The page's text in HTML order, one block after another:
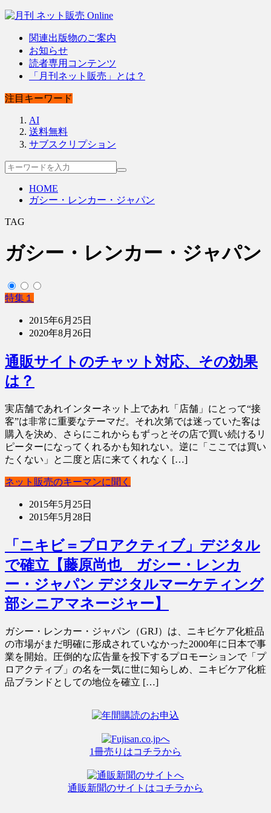
関連出版物のご案内
お知らせ
読者専用コンテンツ
「月刊ネット販売」とは？
注目キーワード
AI
送料無料
サブスクリプション
HOME
ガシー・レンカー・ジャパン
TAG
ガシー・レンカー・ジャパン
特集１
2015年6月25日
2020年8月26日
通販サイトのチャット対応、その効果
は？
実店舗であれインターネット上であれ「店舗」にとって“接
客”は非常に重要なテーマだ。それ次第では迷っていた客は
購入を決め、さらにこれからもずっとその店で買い続けるリ
ピーターになってくれるかも知れない。逆に「ここでは買い
たくない」と二度と店に来てくれなく […]
ネット販売のキーマンに聞く
2015年5月25日
2015年5月28日
「ニキビ＝プロアクティブ」デジタル
で確立【藤原尚也 ガシー・レンカ
ー・ジャパン デジタルマーケティング
部シニアマネージャー】
ガシー・レンカー・ジャパン（GRJ）は、ニキビケア化粧品
の市場がまだ明確に形成されていなかった2000年に日本で事
業を開始。圧倒的な広告量を投下するプロモーションで「プ
ロアクティブ」の名を一気に世に知らしめ、ニキビケア化粧
品ブランドとしての地位を確立 […]
1冊売りはコチラから
通販新聞のサイトはコチラから